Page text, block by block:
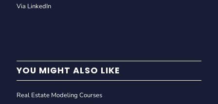
Via LinkedIn
YOU MIGHT ALSO LIKE
Real Estate Modeling Courses